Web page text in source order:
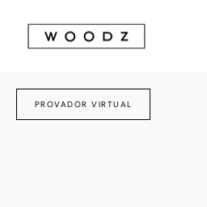
conteúdo
PROVADOR VIRTUAL